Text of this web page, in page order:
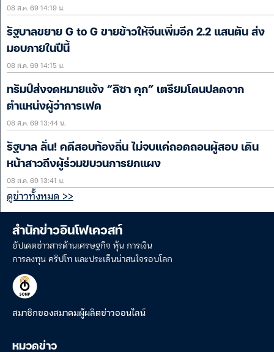
08 ส.ค. 69 14:19 น.
รัฐบาลขยาย G to G ขายข้าวให้จีนเพิ่มอีก 2.2 แสนตัน ส่ง
มอบภายในปีนี้
08 ส.ค. 69 14:15 น.
ทรัมป์ส่งจดหมายแจ้ง “ลิซา คุก” เตรียมโดนปลดจาก
ตำแหน่งผู้ว่าการเฟด
08 ส.ค. 69 13:44 น.
รัฐบาล ลั่น! คดีสอบท้องถิ่น ไม่จบแค่ถอดถอนผู้สอบ เดิน
หน้าสาวถึงผู้ร่วมขบวนการยกแผง
08 ส.ค. 69 13:41 น.
ดูข่าวทั้งหมด >>
สำนักข่าวอินโฟเควสท์
อัปเดตข่าวสารด้านเศรษฐกิจ หุ้น การเงิน
การลงทุน คริปโท และประเด็นน่าสนใจรอบโลก
สมาชิกของสมาคมผู้ผลิตข่าวออนไลน์
หมวดข่าว